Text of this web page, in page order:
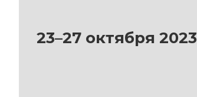
23–27 октября 2023